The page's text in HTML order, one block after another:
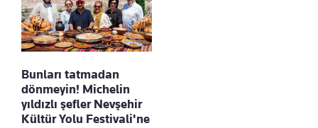
Bunları tatmadan
dönmeyin! Michelin
yıldızlı şefler Nevşehir
Kültür Yolu Festivali'ne